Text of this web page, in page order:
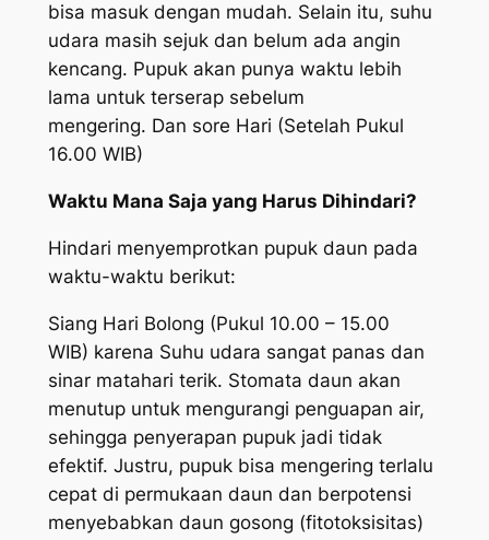
bisa masuk dengan mudah. Selain itu, suhu
udara masih sejuk dan belum ada angin
kencang. Pupuk akan punya waktu lebih
lama untuk terserap sebelum
mengering. Dan sore Hari (Setelah Pukul
16.00 WIB)
Waktu Mana Saja yang Harus Dihindari?
Hindari menyemprotkan pupuk daun pada
waktu-waktu berikut:
Siang Hari Bolong (Pukul 10.00 – 15.00
WIB) karena Suhu udara sangat panas dan
sinar matahari terik. Stomata daun akan
menutup untuk mengurangi penguapan air,
sehingga penyerapan pupuk jadi tidak
efektif. Justru, pupuk bisa mengering terlalu
cepat di permukaan daun dan berpotensi
menyebabkan daun gosong (fitotoksisitas)